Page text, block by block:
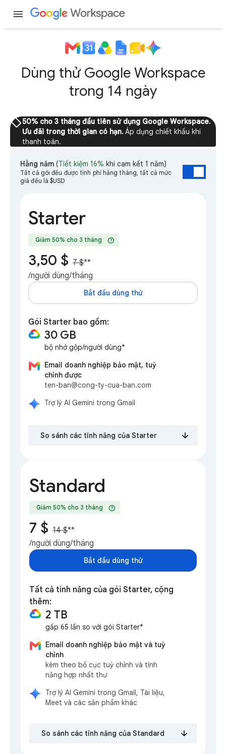
menu
Dùng thử Google Workspace
trong 14 ngày
sell50% cho 3 tháng đầu tiên sử dụng Google Workspace.
Ưu đãi trong thời gian có hạn. Áp dụng chiết khấu khi
thanh toán.
Hằng năm (Tiết kiệm 16% khi cam kết 1 năm)
Tất cả gói đều được tính phí hằng tháng, tất cả mức
giá đều là $USD
Starter
Giảm 50% cho 3 tháng help
3,50 $ 7 $**
/người dùng/tháng
Bắt đầu dùng thử
Gói Starter bao gồm:
30 GB
bộ nhớ gộp/người dùng*
Email doanh nghiệp bảo mật, tuỳ
chỉnh được
ten-ban@cong-ty-cua-ban.com
Trợ lý AI Gemini trong Gmail
So sánh các tính năng của Starter
Standard
Giảm 50% cho 3 tháng help
7 $ 14 $**
/người dùng/tháng
Bắt đầu dùng thử
Tất cả tính năng của gói Starter, cộng
thêm:
2 TB
gấp 65 lần so với gói Starter*
Email doanh nghiệp bảo mật và tuỳ
chỉnh
kèm theo bố cục tuỳ chỉnh và tính
năng hợp nhất thư
Trợ lý AI Gemini trong Gmail, Tài liệu,
Meet và các sản phẩm khác
So sánh các tính năng của Standard